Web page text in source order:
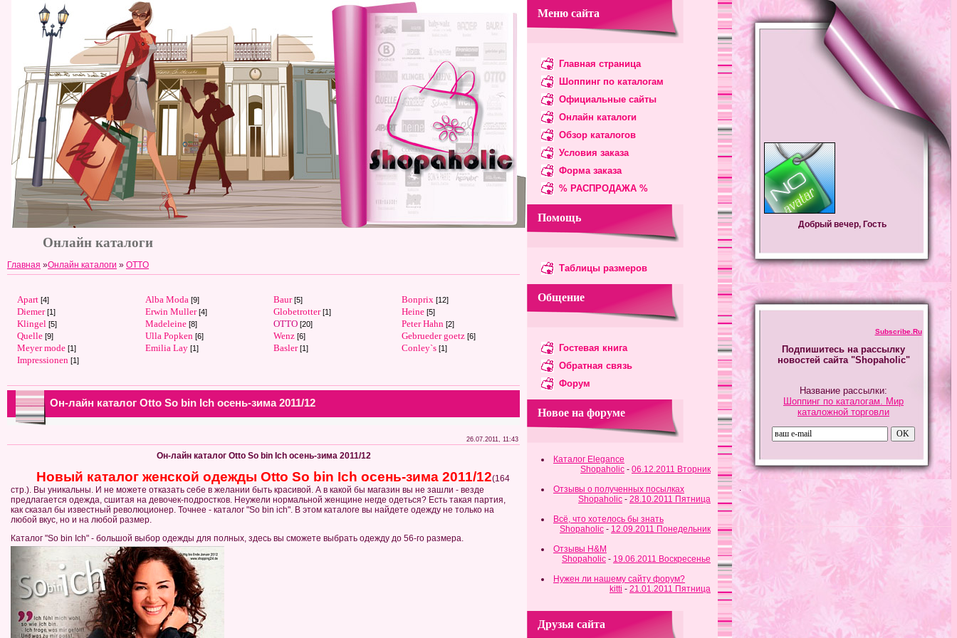
Онлайн каталоги
Главная »Онлайн каталоги » OTTO
Apart [4] Alba Moda [9] Baur [5] Bonprix [12]
Diemer [1] Erwin Muller [4] Globetrotter [1] Heine [5]
Klingel [5] Madeleine [8] OTTO [20] Peter Hahn [2]
Quelle [9] Ulla Popken [6] Wenz [6] Gebrueder goetz [6]
Meyer mode [1] Emilia Lay [1] Basler [1] Conley`s [1]
Impressionen [1]
Он-лайн каталог Otto So bin Ich осень-зима 2011/12
26.07.2011, 11:43
Он-лайн каталог Otto So bin Ich осень-зима 2011/12
Новый каталог женской одежды Otto So bin Ich осень-зима 2011/12(164
стр.). Вы уникальны. И не можете отказать себе в желании быть красивой. А в какой бы магазин вы не зашли - везде
предлагается одежда, сшитая на девочек-подростков. Неужели нормальной женщине негде одеться? Есть такая партия,
как сказал бы известный революционер. Точнее - каталог "So bin ich". В этом каталоге вы найдете одежду не только на
любой вкус, но и на любой размер.
Каталог "So bin Ich" - большой выбор одежды для полных, здесь вы сможете выбрать одежду до 56-го размера.
Меню сайта
Главная страница
Шоппинг по каталогам
Официальные сайты
Онлайн каталоги
Обзор каталогов
Условия заказа
Форма заказа
% РАСПРОДАЖА %
Помощь
Таблицы размеров
Общение
Гостевая книга
Обратная связь
Форум
Новое на форуме
Каталог Elegance
Shopaholic - 06.12.2011 Вторник
Отзывы о полученных посылках
Shopaholic - 28.10.2011 Пятница
Всё, что хотелось бы знать
Shopaholic - 12.09.2011 Понедельник
Отзывы H&M
Shopaholic - 19.06.2011 Воскресенье
Нужен ли нашему сайту форум?
kitti - 21.01.2011 Пятница
Друзья сайта
Добрый вечер, Гость
Subscribe.Ru
Подпишитесь на рассылку
новостей сайта "Shopaholic"
Название рассылки:
Шоппинг по каталогам. Мир
каталожной торговли
.